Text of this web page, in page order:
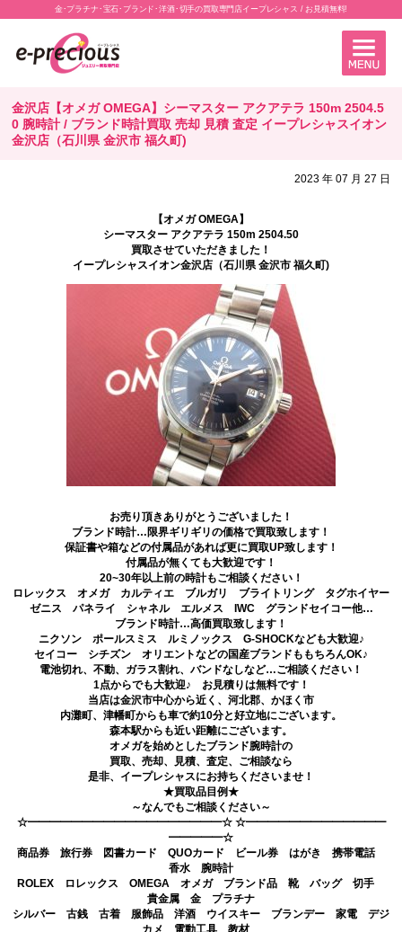
金･プラチナ･宝石･ブランド･洋酒･切手の買取専門店イープレシャス / お見積無料!
金沢店【オメガ OMEGA】シーマスター アクアテラ 150m 2504.5
0 腕時計 / ブランド時計買取 売却 見積 査定 イープレシャスイオン
金沢店（石川県 金沢市 福久町)
2023 年 07 月 27 日
【オメガ OMEGA】
シーマスター アクアテラ 150m 2504.50
買取させていただきました！
イープレシャスイオン金沢店（石川県 金沢市 福久町)
お売り頂きありがとうございました！
ブランド時計…限界ギリギリの価格で買取致します！
保証書や箱などの付属品があれば更に買取UP致します！
付属品が無くても大歓迎です！
20~30年以上前の時計もご相談ください！
ロレックス オメガ カルティエ ブルガリ ブライトリング タグホイヤー
ゼニス パネライ シャネル エルメス IWC グランドセイコー他…
ブランド時計…高価買取致します！
ニクソン ポールスミス ルミノックス G-SHOCKなども大歓迎♪
セイコー シチズン オリエントなどの国産ブランドももちろんOK♪
電池切れ、不動、ガラス割れ、バンドなしなど…ご相談ください！
1点からでも大歓迎♪ お見積りは無料です！
当店は金沢市中心から近く、河北郡、かほく市
内灘町、津幡町からも車で約10分と好立地にございます。
森本駅からも近い距離にございます。
オメガを始めとしたブランド腕時計の
買取、売却、見積、査定、ご相談なら
是非、イープレシャスにお持ちくださいませ！
★買取品目例★
～なんでもご相談ください～
☆━━━━━━━━━━━━━━━━━━☆ ☆━━━━━━━━━━━━━
━━━━━☆
商品券 旅行券 図書カード QUOカード ビール券 はがき 携帯電話
香水 腕時計
ROLEX ロレックス OMEGA オメガ ブランド品 靴 バッグ 切手
貴金属 金 プラチナ
シルバー 古銭 古着 服飾品 洋酒 ウイスキー ブランデー 家電 デジ
カメ 電動工具 教材